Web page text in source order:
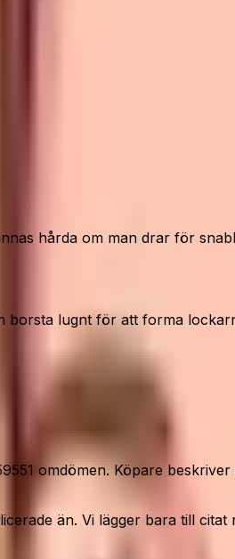
hårda om man drar för
borsta lugnt för att forma
säger
omdömen. Köpare
än. Vi lägger bara till citat